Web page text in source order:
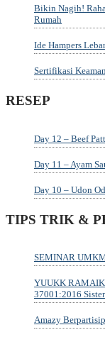
Bikin Nagih!
Rumah
Ide Hampers
Sertifikasi
RESEP
Day 12 – Beef
Day 11 – Ayam
Day 10 – Udon
TIPS TRIK &
SEMINAR
YUUKK
37001:2016
Amazy